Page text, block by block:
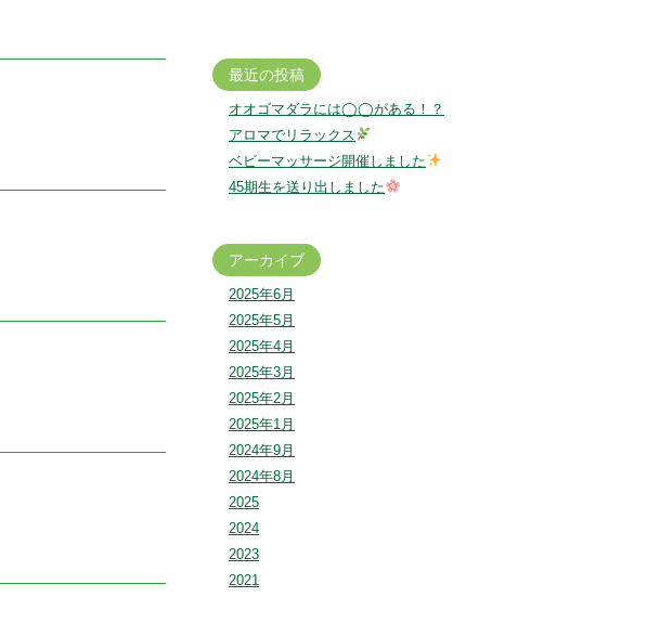
最近の投稿
オオゴマダラには◯◯がある！？
アロマでリラックス
ベビーマッサージ開催しました
45期生を送り出しました
アーカイブ
2025年6月
2025年5月
2025年4月
2025年3月
2025年2月
2025年1月
2024年9月
2024年8月
2025
2024
2023
2021